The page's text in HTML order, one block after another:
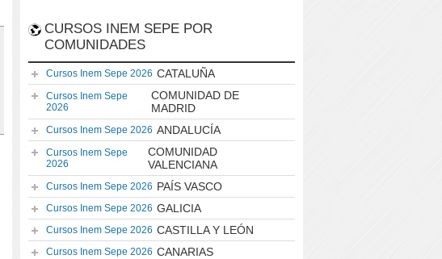
CURSOS INEM SEPE POR
COMUNIDADES
Cursos Inem Sepe 2026 CATALUÑA
Cursos Inem Sepe
2026
COMUNIDAD DE
MADRID
Cursos Inem Sepe 2026 ANDALUCÍA
Cursos Inem Sepe
2026
COMUNIDAD
VALENCIANA
Cursos Inem Sepe 2026 PAÍS VASCO
Cursos Inem Sepe 2026 GALICIA
Cursos Inem Sepe 2026 CASTILLA Y LEÓN
Cursos Inem Sepe 2026 CANARIAS